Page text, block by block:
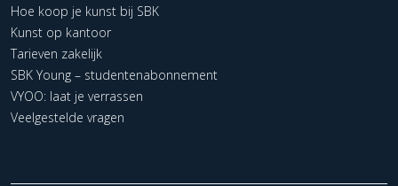
Hoe koop je kunst bij SBK
Kunst op kantoor
Tarieven zakelijk
SBK Young – studentenabonnement
VYOO: laat je verrassen
Veelgestelde vragen